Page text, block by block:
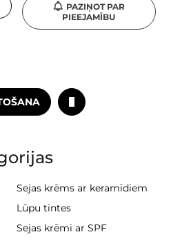
PAZIŅOT PAR
PIEEJAMĪBU
Sejas krēms ar keramīdiem
Lūpu tintes
Sejas krēmi ar SPF